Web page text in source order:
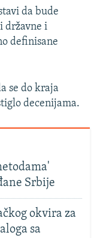
da bude
državne i
definisane
se do kraja
decenijama.
Srbije
okvira za
sa